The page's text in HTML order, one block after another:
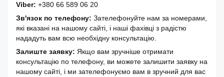
Viber: +380 66 589 06 20
Зв'язок по телефону: Зателефонуйте нам за номерами,
які вказані на нашому сайті, і наші фахівці з радістю
нададуть вам всю необхідну консультацію.
Залиште заявку: Якщо вам зручніше отримати
консультацію по телефону, ви можете залишити заявку на
нашому сайті, і ми зателефонуємо вам в зручний для вас